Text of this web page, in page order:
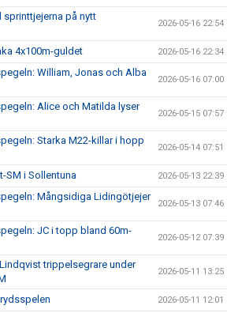
sprinttjejerna på nytt
2026-05-16 22:54
4x100m-guldet 2026-05-16 22:34
William, Jonas och Alba
2026-05-16 07:00
Alice och Matilda lyser
2026-05-15 07:57
Starka M22-killar i hopp
2026-05-14 07:51
SM i Sollentuna 2026-05-13 22:39
Mångsidiga Lidingötjejer
2026-05-13 07:46
JC i topp bland 60m-
2026-05-12 07:39
trippelsegrare under
2026-05-11 13:25
2026-05-11 12:01